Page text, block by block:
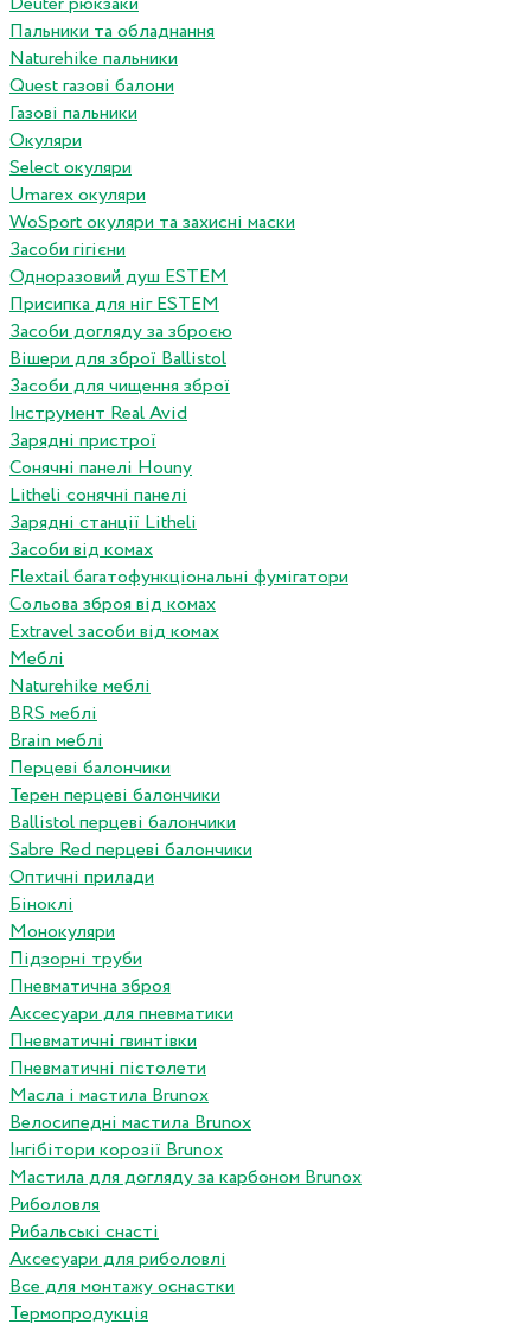
Пальники та обладнання
Naturehike пальники
Quest газові балони
Газові пальники
Окуляри
Select окуляри
Umarex окуляри
WoSport окуляри та захисні маски
Засоби гігієни
Одноразовий душ ESTEM
Присипка для ніг ESTEM
Засоби догляду за зброєю
Вішери для зброї Ballistol
Засоби для чищення зброї
Інструмент Real Avid
Зарядні пристрої
Сонячні панелі Houny
Litheli сонячні панелі
Зарядні станції Litheli
Засоби від комах
Flextail багатофункціональні фумігатори
Сольова зброя від комах
Extravel засоби від комах
Меблі
Naturehike меблі
BRS меблі
Brain меблі
Перцеві балончики
Терен перцеві балончики
Ballistol перцеві балончики
Sabre Red перцеві балончики
Оптичні прилади
Біноклі
Монокуляри
Підзорні труби
Пневматична зброя
Аксесуари для пневматики
Пневматичні гвинтівки
Пневматичні пістолети
Масла і мастила Brunox
Велосипедні мастила Brunox
Інгібітори корозії Brunox
Мастила для догляду за карбоном Brunox
Риболовля
Рибальські снасті
Аксесуари для риболовлі
Все для монтажу оснастки
Термопродукція